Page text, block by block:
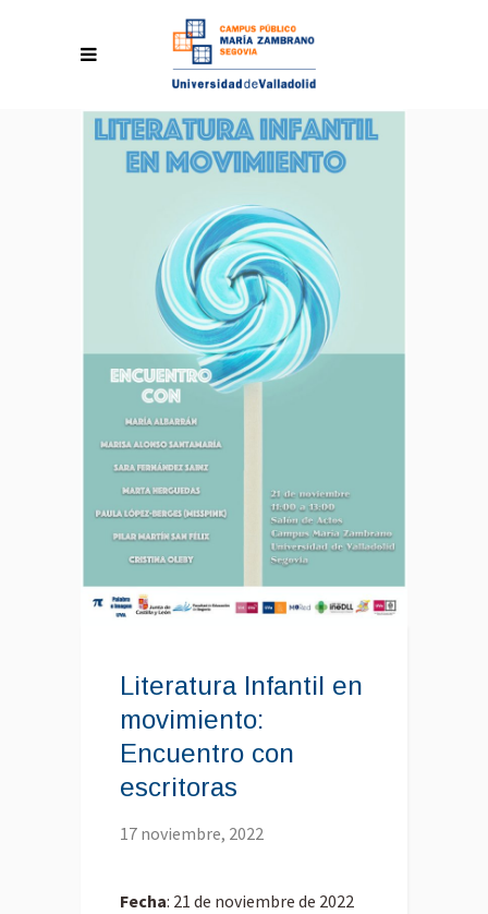
Literatura Infantil en
movimiento:
Encuentro con
escritoras
17 noviembre, 2022
Fecha: 21 de noviembre de 2022